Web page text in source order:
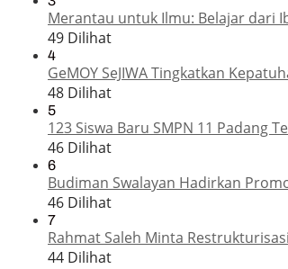
Merantau untuk Ilmu: Belajar dari
49 Dilihat
4
GeMOY SeJIWA Tingkatkan
48 Dilihat
5
123 Siswa Baru SMPN 11 Padang
46 Dilihat
6
Budiman Swalayan Hadirkan
46 Dilihat
7
Rahmat Saleh Minta
44 Dilihat